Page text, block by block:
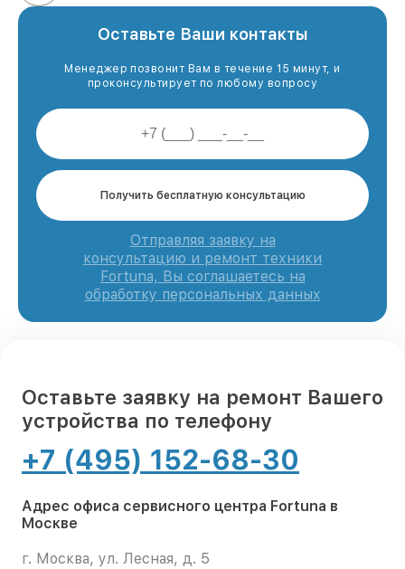
Оставьте Ваши контакты
Менеджер позвонит Вам в течение 15 минут, и
проконсультирует по любому вопросу
Получить бесплатную консультацию
Отправляя заявку на
консультацию и ремонт техники
Fortuna, Вы соглашаетесь на
обработку персональных данных
Оставьте заявку на ремонт Вашего
устройства по телефону
+7 (495) 152-68-30
Адрес офиса сервисного центра Fortuna в
Москве
г. Москва, ул. Лесная, д. 5